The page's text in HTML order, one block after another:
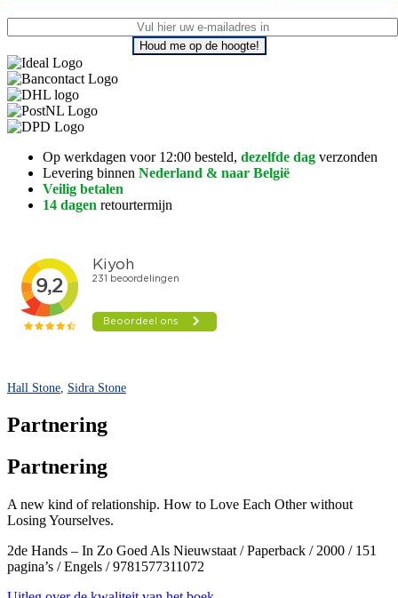
Houd me op de hoogte!
Op werkdagen voor 12:00 besteld, dezelfde dag verzonden
Levering binnen Nederland & naar België
Veilig betalen
14 dagen retourtermijn
Hall Stone, Sidra Stone
Partnering
Partnering
A new kind of relationship. How to Love Each Other without
Losing Yourselves.
2de Hands – In Zo Goed Als Nieuwstaat / Paperback / 2000 / 151
pagina’s / Engels / 9781577311072